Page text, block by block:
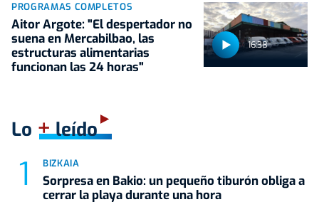
16:38
PROGRAMAS COMPLETOS
Aitor Argote: "El despertador no
suena en Mercabilbao, las
estructuras alimentarias
funcionan las 24 horas"
Lo +leído
BIZKAIA
Sorpresa en Bakio: un pequeño tiburón obliga a
cerrar la playa durante una hora